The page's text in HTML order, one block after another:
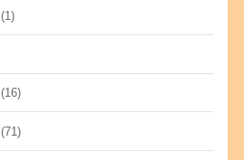
(1)
(16)
(71)